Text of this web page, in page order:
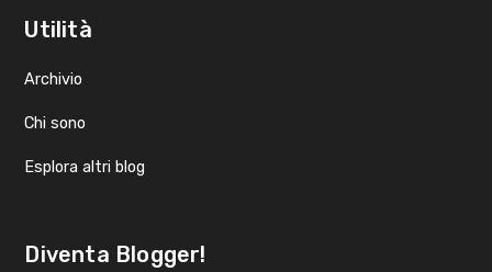
Utilità
Archivio
Chi sono
Esplora altri blog
Diventa Blogger!